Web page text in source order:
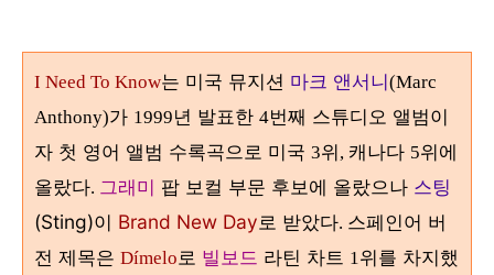
I Need To Know는 미국 뮤지션 마크 앤서니(Marc
Anthony)가 1999년 발표한 4번째 스튜디오 앨범이
자 첫 영어 앨범 수록곡으로 미국 3위, 캐나다 5위에
올랐다. 그래미 팝 보컬 부문 후보에 올랐으나 스팅
(Sting)이 Brand New Day로 받았다. 스페인어 버
전 제목은 Dímelo 로 빌보드 라틴 차트 1위를 차지했